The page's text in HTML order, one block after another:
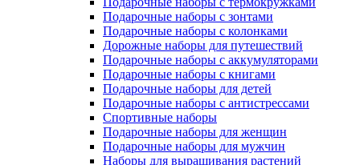
Подарочные наборы с зонтами
Подарочные наборы с колонками
Дорожные наборы для путешествий
Подарочные наборы с аккумуляторами
Подарочные наборы с книгами
Подарочные наборы для детей
Подарочные наборы с антистрессами
Спортивные наборы
Подарочные наборы для женщин
Подарочные наборы для мужчин
Наборы для выращивания растений